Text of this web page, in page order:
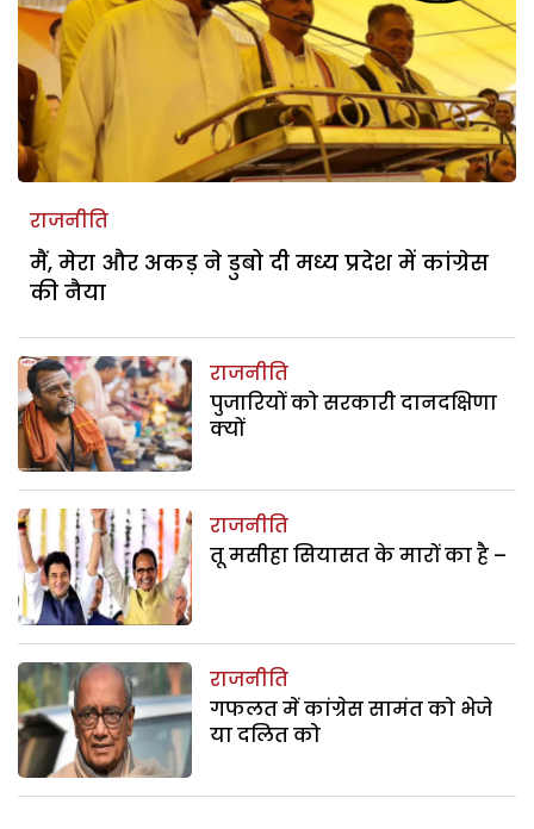
राजनीति
मैं, मेरा और अकड़ ने डुबो दी मध्य प्रदेश में कांग्रेस
की नैया
राजनीति
पुजारियों को सरकारी दानदक्षिणा
क्यों
राजनीति
तू मसीहा सियासत के मारों का है –
राजनीति
गफलत में कांग्रेस सामंत को भेजे
या दलित को